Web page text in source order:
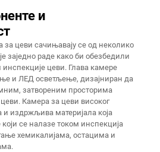
и
цеви сачињавају се од неколико
заједно раде како би обезбедили
инспекције цеви. Глава камере
и ЛЕД осветљење, дизајниран да
затвореним просторима
Камера за цеви високог
и издржљива материјала која
се налазе током инспекција
хемикалијама, остацима и